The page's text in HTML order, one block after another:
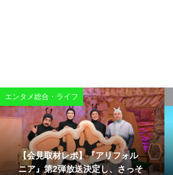
エンタメ総合・ライフ
【会見取材レポ】『アリフォル
ニア』第2弾放送決定し、さっそ